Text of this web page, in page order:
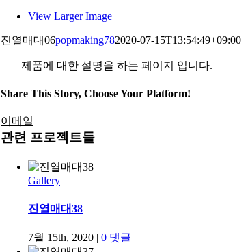
View Larger Image
진열매대06popmaking782020-07-15T13:54:49+09:00
제품에 대한 설명을 하는 페이지 입니다.
Share This Story, Choose Your Platform!
이메일
관련 프로젝트들
Gallery
진열매대38
7월 15th, 2020 | 0 댓글